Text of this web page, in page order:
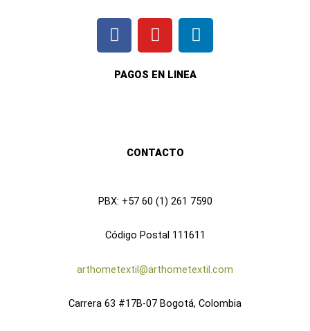
F
a
e
I
n
t
a
L
i
k
PAGOS EN LINEA
CONTACTO
PBX: +57 60 (1) 261 7590
Código Postal 111611
arthometextil@arthometextil.com
Carrera 63 #17B-07 Bogotá, Colombia